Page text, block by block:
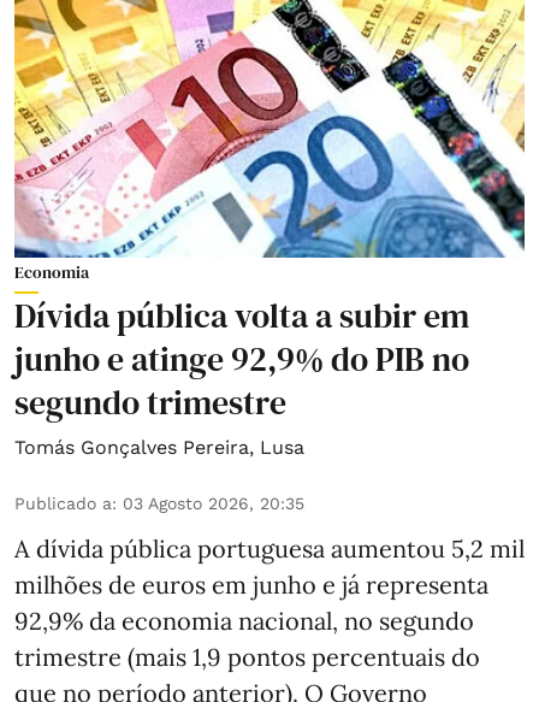
Economia
Dívida pública volta a subir em
junho e atinge 92,9% do PIB no
segundo trimestre
Tomás Gonçalves Pereira, Lusa
Publicado a: 03 Agosto 2026, 20:35
A dívida pública portuguesa aumentou 5,2 mil
milhões de euros em junho e já representa
92,9% da economia nacional, no segundo
trimestre (mais 1,9 pontos percentuais do
que no período anterior). O Governo